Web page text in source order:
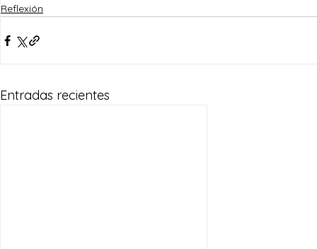
Reflexión
Entradas recientes